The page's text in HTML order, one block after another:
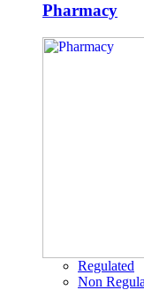
Pharmacy
Regulated
Non